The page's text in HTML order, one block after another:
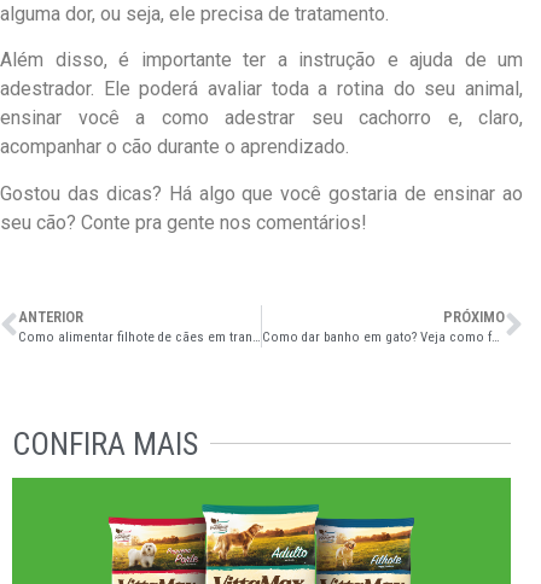
alguma dor, ou seja, ele precisa de tratamento.
Além disso, é importante ter a instrução e ajuda de um
adestrador. Ele poderá avaliar toda a rotina do seu animal,
ensinar você a como adestrar seu cachorro e, claro,
acompanhar o cão durante o aprendizado.
Gostou das dicas? Há algo que você gostaria de ensinar ao
seu cão? Conte pra gente nos comentários!
ANTERIOR
Como alimentar filhote de cães em transição para adulto
PRÓXIMO
Como dar banho em gato? Veja como fazer e se é necessário
CONFIRA MAIS